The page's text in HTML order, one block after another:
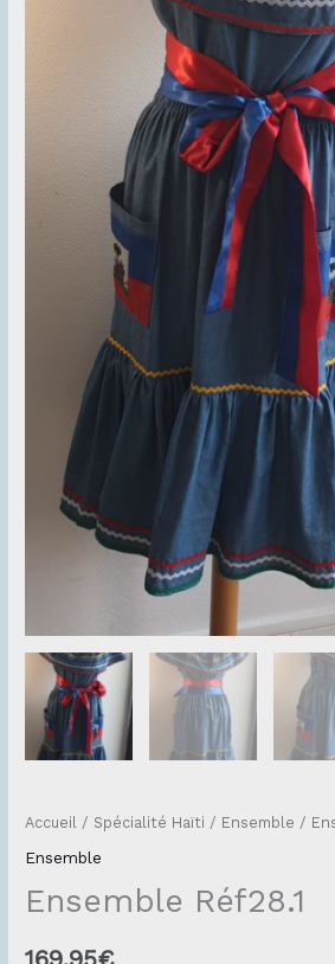
Accueil / Spécialité Haïti / Ensemble /
Ensemble
Ensemble Réf28.1